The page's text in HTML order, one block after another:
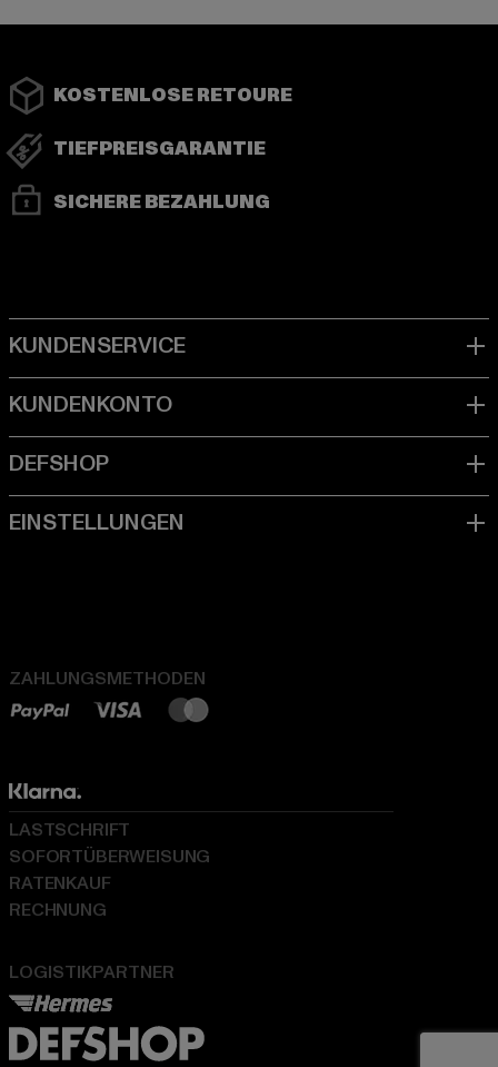
KOSTENLOSE RETOURE
TIEFPREISGARANTIE
SICHERE BEZAHLUNG
ZAHLUNGSMETHODEN
LOGISTIKPARTNER
LASTSCHRIFT
SOFORTÜBERWEISUNG
RATENKAUF
RECHNUNG